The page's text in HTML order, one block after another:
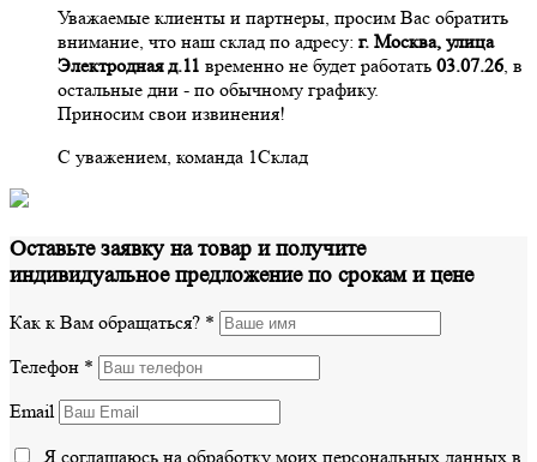
Уважаемые клиенты и партнеры, просим Вас обратить
внимание, что наш склад по адресу: г. Москва, улица
Электродная д.11 временно не будет работать 03.07.26, в
остальные дни - по обычному графику.
Приносим свои извинения!
С уважением, команда 1Склад
Оставьте заявку на товар и получите
индивидуальное предложение по срокам и цене
Как к Вам обращаться? *
Телефон *
Email
Я соглашаюсь на обработку моих персональных данных в